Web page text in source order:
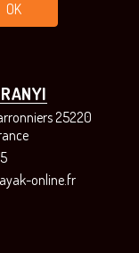
25220
online.fr